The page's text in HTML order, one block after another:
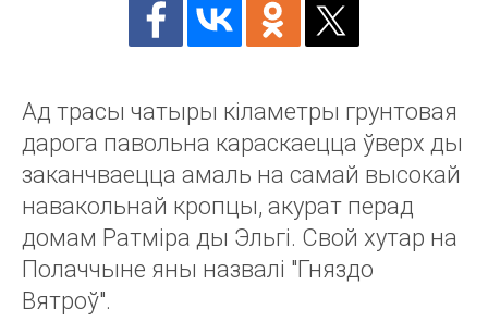
Ад трасы чатыры кіламетры грунтовая
дарога павольна караскаецца ўверх ды
заканчваецца амаль на самай высокай
навакольнай кропцы, акурат перад
домам Ратміра ды Эльгі. Свой хутар на
Полаччыне яны назвалі "Гняздо
Вятроў".